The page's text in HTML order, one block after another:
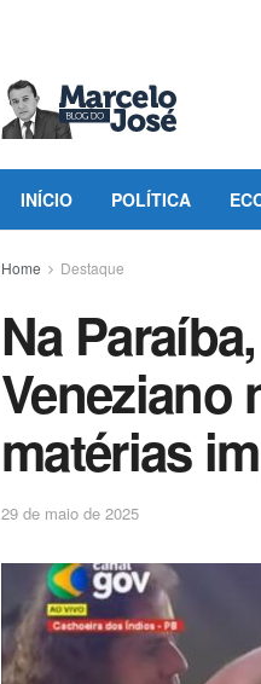
INÍCIO POLÍTICA
Home Destaque
Na
Veneziano
matérias
29 de maio de 2025